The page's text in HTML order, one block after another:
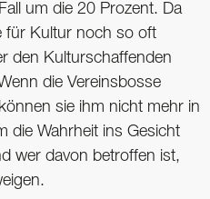
um die 20 Prozent. Da
für Kultur noch so oft
den Kulturschaffenden
die Vereinsbosse
sie ihm nicht mehr in
die Wahrheit ins Gesicht
wer davon betroffen ist,